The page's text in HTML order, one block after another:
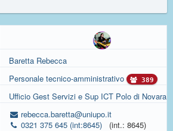
Baretta Rebecca
Personale tecnico-amministrativo
389
Ufficio Gest Servizi e Sup ICT Polo di Novara
rebecca.baretta@uniupo.it
0321 375 645 (int:8645)
(int.: 8645)